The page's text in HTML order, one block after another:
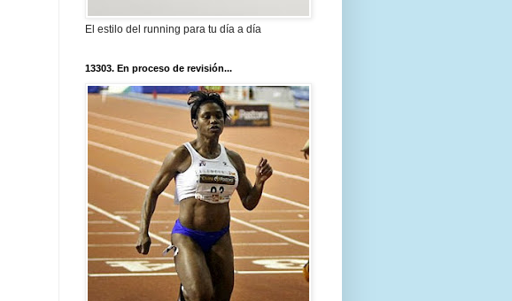
El estilo del running para tu día a día
13303. En proceso de revisión...